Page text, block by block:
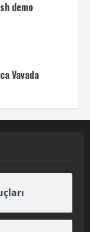
demo
Vavada